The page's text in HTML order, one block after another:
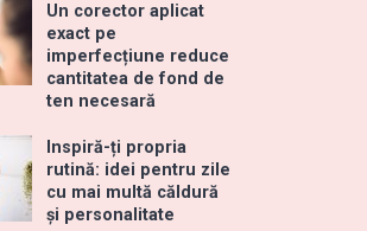
Un corector aplicat
exact pe
imperfecțiune reduce
cantitatea de fond de
ten necesară
Inspiră-ți propria
rutină: idei pentru zile
cu mai multă căldură
și personalitate